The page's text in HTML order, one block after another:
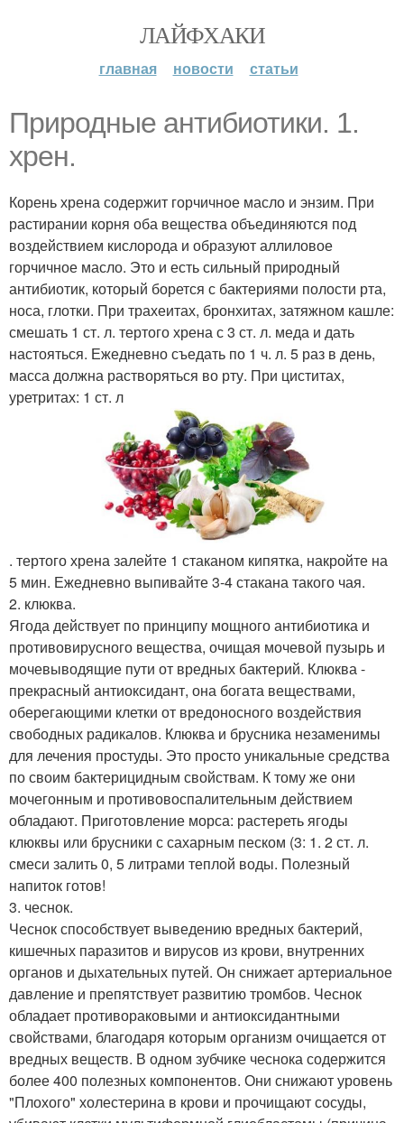
ЛАЙФХАКИ
главная новости статьи
Природные антибиотики. 1.
хрен.
Корень хрена содержит горчичное масло и энзим. При
растирании корня оба вещества объединяются под
воздействием кислорода и образуют аллиловое
горчичное масло. Это и есть сильный природный
антибиотик, который борется с бактериями полости рта,
носа, глотки. При трахеитах, бронхитах, затяжном кашле:
смешать 1 ст. л. тертого хрена с 3 ст. л. меда и дать
настояться. Ежедневно съедать по 1 ч. л. 5 раз в день,
масса должна растворяться во рту. При циститах,
уретритах: 1 ст. л
. тертого хрена залейте 1 стаканом кипятка, накройте на
5 мин. Ежедневно выпивайте 3-4 стакана такого чая.
2. клюква.
Ягода действует по принципу мощного антибиотика и
противовирусного вещества, очищая мочевой пузырь и
мочевыводящие пути от вредных бактерий. Клюква -
прекрасный антиоксидант, она богата веществами,
оберегающими клетки от вредоносного воздействия
свободных радикалов. Клюква и брусника незаменимы
для лечения простуды. Это просто уникальные средства
по своим бактерицидным свойствам. К тому же они
мочегонным и противовоспалительным действием
обладают. Приготовление морса: растереть ягоды
клюквы или брусники с сахарным песком (3: 1. 2 ст. л.
смеси залить 0, 5 литрами теплой воды. Полезный
напиток готов!
3. чеснок.
Чеснок способствует выведению вредных бактерий,
кишечных паразитов и вирусов из крови, внутренних
органов и дыхательных путей. Он снижает артериальное
давление и препятствует развитию тромбов. Чеснок
обладает противораковыми и антиоксидантными
свойствами, благодаря которым организм очищается от
вредных веществ. В одном зубчике чеснока содержится
более 400 полезных компонентов. Они снижают уровень
"Плохого" холестерина в крови и прочищают сосуды,